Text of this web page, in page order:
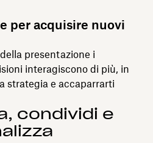
per acquisire nuovi
presentazione i
interagiscono di più, in
strategia e accaparrarti
condividi e